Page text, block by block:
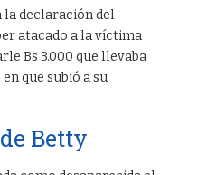
la declaración del
atacado a la víctima
Bs 3.000 que llevaba
que subió a su
Betty